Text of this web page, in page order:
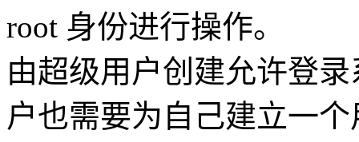
root 身份进行操作。
由超级用户创建允许登
户也需要为自己建立一